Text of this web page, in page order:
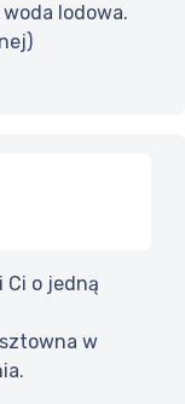
lodowa.
Ci o jedną
w